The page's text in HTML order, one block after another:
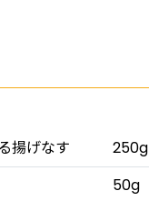
揚げなす
250g
50g